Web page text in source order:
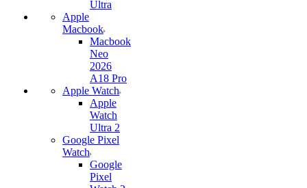
Ultra
Apple
Macbook
Macbook
Neo
2026
A18 Pro
Apple Watch
Apple
Watch
Ultra 2
Google Pixel
Watch
Google
Pixel